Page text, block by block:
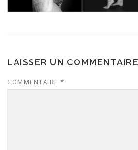
LAISSER UN COMMENTAIRE
COMMENTAIRE *